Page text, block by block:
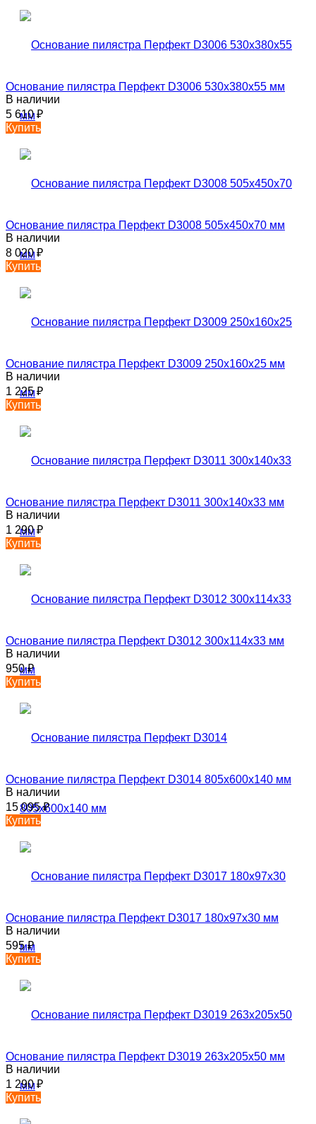
Основание пилястра Перфект D3006 530х380х55 мм
В наличии
5 610₽
Купить
Основание пилястра Перфект D3008 505х450х70 мм
В наличии
8 020₽
Купить
Основание пилястра Перфект D3009 250х160х25 мм
В наличии
1 225₽
Купить
Основание пилястра Перфект D3011 300х140х33 мм
В наличии
1 290₽
Купить
Основание пилястра Перфект D3012 300х114х33 мм
В наличии
950₽
Купить
Основание пилястра Перфект D3014 805х600х140 мм
В наличии
15 095₽
Купить
Основание пилястра Перфект D3017 180х97х30 мм
В наличии
595₽
Купить
Основание пилястра Перфект D3019 263х205х50 мм
В наличии
1 290₽
Купить